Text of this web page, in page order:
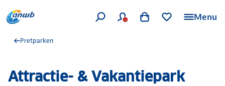
Menu
Pretparken
Attractie- & Vakantiepark